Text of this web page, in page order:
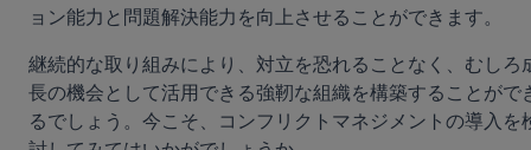
ョン能力と問題解決能力を向上させることができます。
継続的な取り組みにより、対立を恐れることなく、むしろ
長の機会として活用できる強靭な組織を構築することがで
るでしょう。今こそ、コンフリクトマネジメントの導入を